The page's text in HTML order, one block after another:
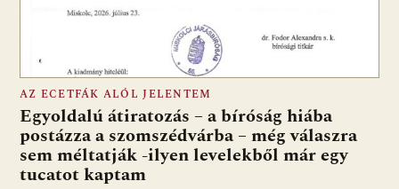
AZ ECETFÁK ALÓL JELENTEM
Egyoldalú átiratozás – a bíróság hiába
postázza a szomszédvárba – még válaszra
sem méltatják -ilyen levelekből már egy
tucatot kaptam